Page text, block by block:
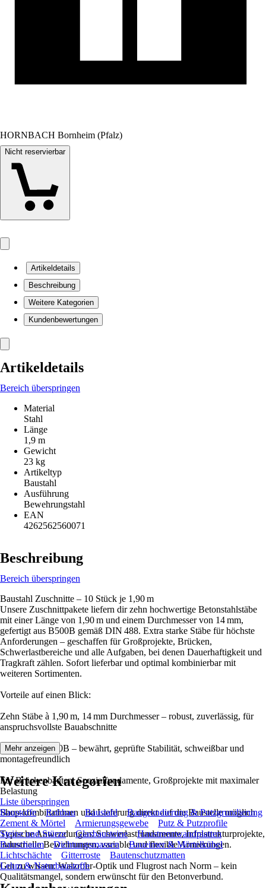
HORNBACH Bornheim (Pfalz)
Nicht reservierbar
Artikeldetails
Beschreibung
Weitere Kategorien
Kundenbewertungen
Artikeldetails
Bereich überspringen
Material
Stahl
Länge
1,9 m
Gewicht
23 kg
Artikeltyp
Baustahl
Ausführung
Bewehrungstahl
EAN
4262562560071
Beschreibung
Bereich überspringen
Baustahl Zuschnitte – 10 Stück je 1,90 m
Unsere Zuschnittpakete liefern dir zehn hochwertige Betonstahlstäbe
mit einer Länge von 1,90 m und einem Durchmesser von 14 mm,
gefertigt aus B500B gemäß DIN 488. Extra starke Stäbe für höchste
Anforderungen – geschaffen für Großprojekte, Brücken,
Schwerlastbereiche und alle Aufgaben, bei denen Dauerhaftigkeit und
Tragkraft zählen. Sofort lieferbar und optimal kombinierbar mit
weiteren Sortimenten.
Vorteile auf einen Blick:
Zehn Stäbe à 1,90 m, 14 mm Durchmesser – robust, zuverlässig, für
anspruchsvollste Bauabschnitte
Betonstahl B500B – bewährt, geprüfte Stabilität, schweißbar und
montagefreundlich
Für Brückenbauten, Spezialfundamente, Großprojekte mit maximaler
Belastung
Shop-kombinationen und Lieferung direkt auf die Baustelle möglich
Typische Anwendungen: Schwerlastfundamente, Infrastrukturprojekte,
industrielle Bewehrungen, variable und flexible Armierungen.
Gut zu wissen: Walzrohr-Optik und Flugrost nach Norm – kein
Qualitätsmangel, sondern erwünscht für den Betonverbund.​
Mehr anzeigen
Weitere Kategorien
Liste überspringen
Baustoffe
Rohbau Baustahl
Baugrundierung & Putzgrundierung
Zement & Mörtel
Armierungsgewebe
Putz & Putzprofile
Steine und Stürze
Glasbausteine
Haustrennwandplatten
Bauschaum
Dichtungsmassen
Baueimer & Mörtelkübel
Lichtschächte
Gitterroste
Bautenschutzmatten
Lehm & Naturbaustoffe